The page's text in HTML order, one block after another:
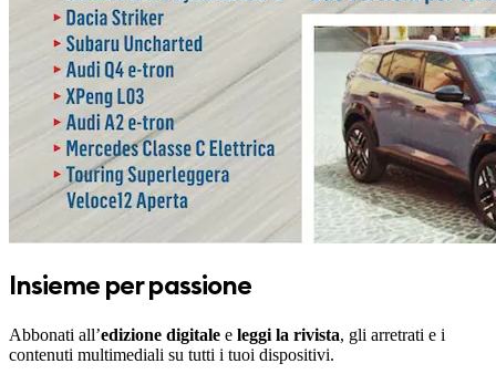
Insieme per passione
Abbonati all’edizione digitale e leggi la rivista, gli arretrati e i
contenuti multimediali su tutti i tuoi dispositivi.